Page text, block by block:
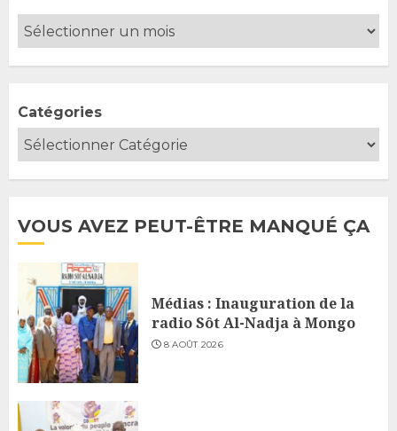
Catégories
VOUS AVEZ PEUT-ÊTRE MANQUÉ ÇA
Médias : Inauguration de la
radio Sôt Al-Nadja à Mongo
8 AOÛT 2026